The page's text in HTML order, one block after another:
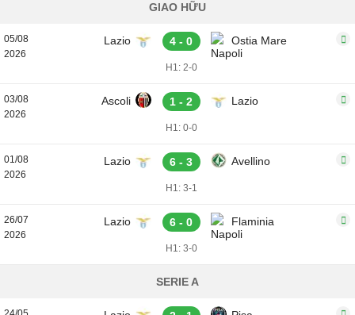
GIAO HỮU
05/08
2026
Lazio 4 - 0 Ostia Mare
H1: 2-0
03/08
2026
Ascoli 1 - 2 Lazio
H1: 0-0
01/08
2026
Lazio 6 - 3 Avellino
H1: 3-1
26/07
2026
Lazio 6 - 0 Flaminia
H1: 3-0
SERIE A